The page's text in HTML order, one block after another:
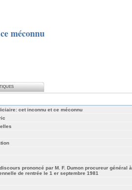
méconnu
cet inconnu et ce méconnu
prononcé par M. F. Dumon procureur général à
de rentrée le 1 er septembre 1981